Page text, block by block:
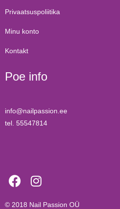
Privaatsuspoliitika
Minu konto
Kontakt
Poe info
info@nailpassion.ee
tel. 55547814
© 2018 Nail Passion OÜ